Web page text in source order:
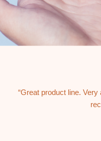
“Great product line.